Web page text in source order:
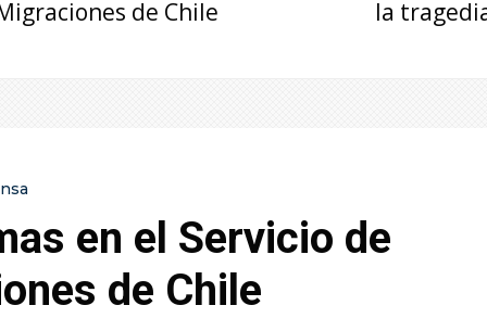
de Chile
la
en el Servicio de
de Chile